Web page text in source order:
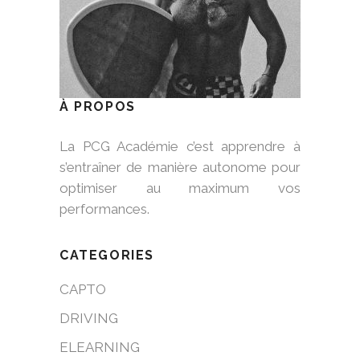
À PROPOS
La PCG Académie c’est apprendre à
s’entraîner de manière autonome pour
optimiser au maximum vos
performances.
CATEGORIES
CAPTO
DRIVING
ELEARNING